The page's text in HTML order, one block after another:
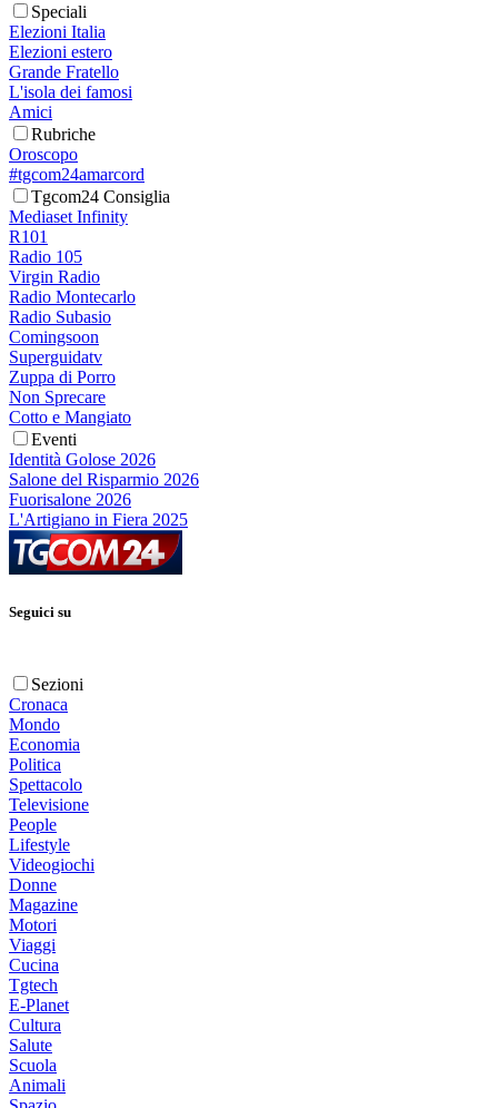
Speciali
Elezioni Italia
Elezioni estero
Grande Fratello
L'isola dei famosi
Amici
Rubriche
Oroscopo
#tgcom24amarcord
Tgcom24 Consiglia
Mediaset Infinity
R101
Radio 105
Virgin Radio
Radio Montecarlo
Radio Subasio
Comingsoon
Superguidatv
Zuppa di Porro
Non Sprecare
Cotto e Mangiato
Eventi
Identità Golose 2026
Salone del Risparmio 2026
Fuorisalone 2026
L'Artigiano in Fiera 2025
Seguici su
Sezioni
Cronaca
Mondo
Economia
Politica
Spettacolo
Televisione
People
Lifestyle
Videogiochi
Donne
Magazine
Motori
Viaggi
Cucina
Tgtech
E-Planet
Cultura
Salute
Scuola
Animali